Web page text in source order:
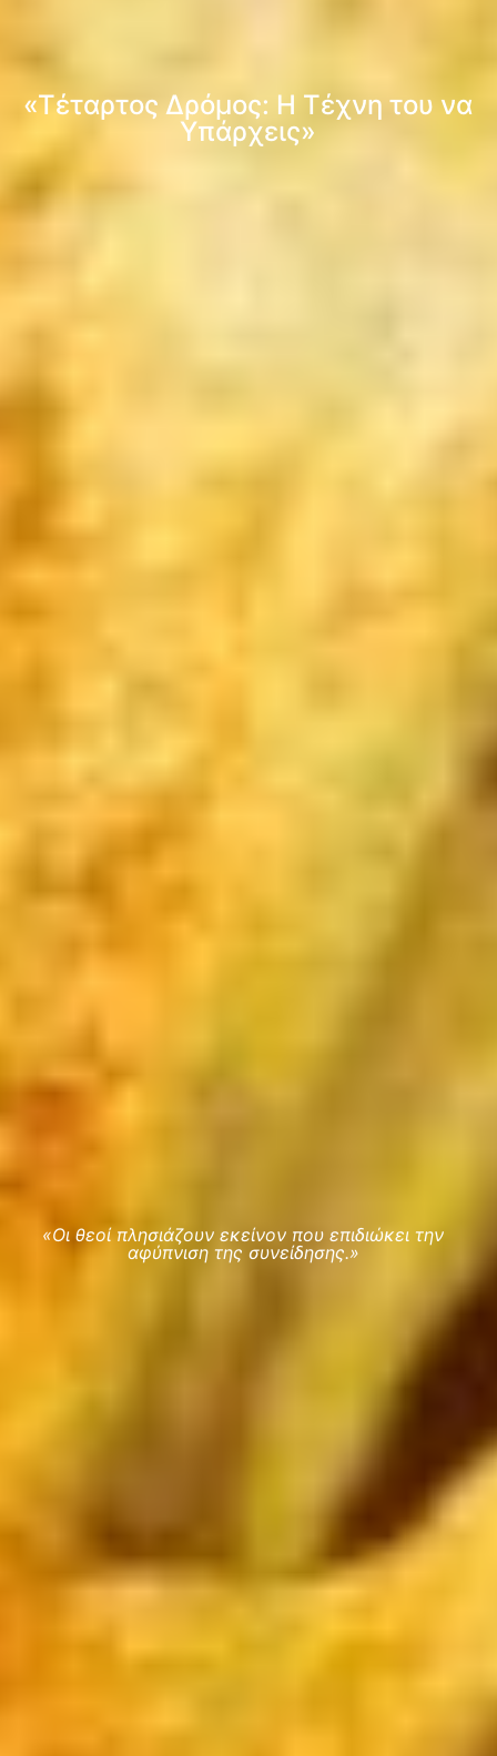
«Τέταρτος Δρόμος: Η Τέχνη του να
Υπάρχεις»
«Οι θεοί πλησιάζουν εκείνον που επιδιώκει την
αφύπνιση της συνείδησης.»